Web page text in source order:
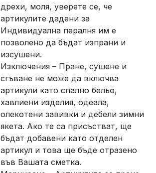
дрехи, моля, уверете се, че
артикулите дадени за
Индивидуална пералня им е
позволено да бъдат изпрани и
изсушени.
Изключения – Пране, сушене и
сгъване не може да включва
артикули като спално бельо,
хавлиени изделия, одеала,
олекотени завивки и дебели зимни
якета. Ако те са присъстват, ще
бъдат добавени като отделен
артикул и това ще бъде отразено
във Вашата сметка.